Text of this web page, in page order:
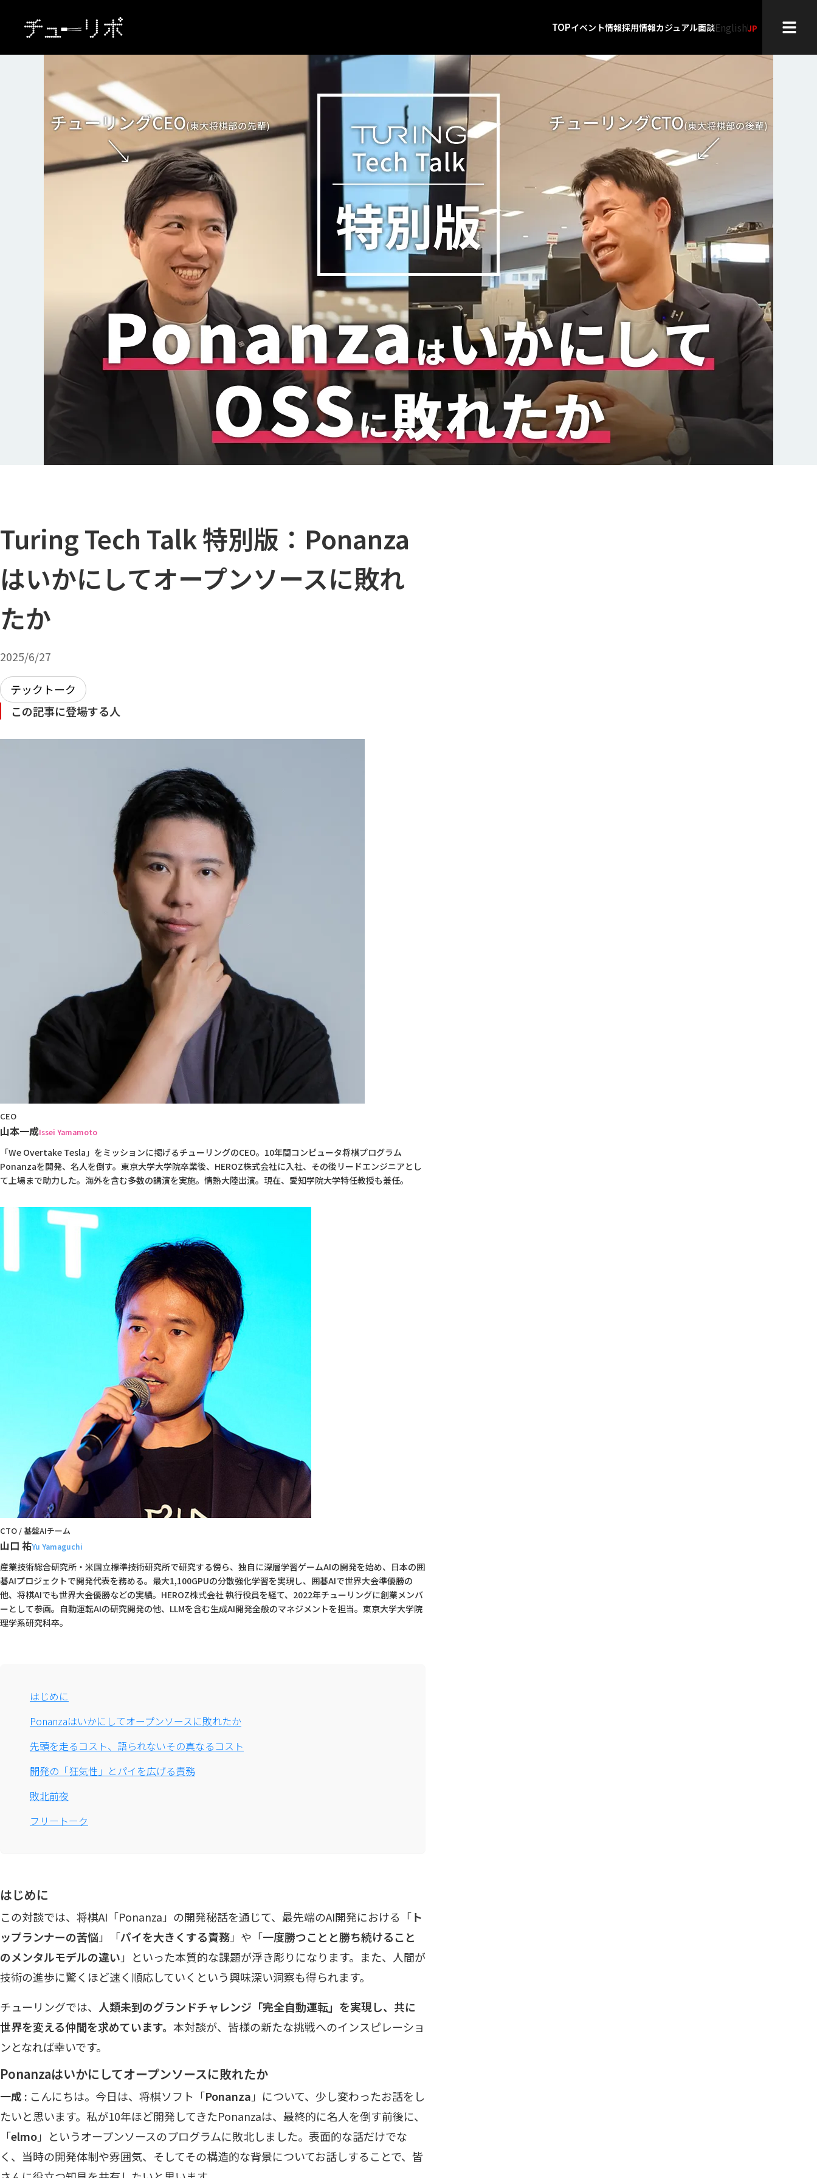
TOPイベント情報採用情報カジュアル面談English
Turing Tech Talk 特別版：Ponanza
はいかにしてオープンソースに敗れ
たか
2025/6/27
テックトーク
この記事に登場する人
CEO
山本一成Issei Yamamoto
「We Overtake Tesla」をミッションに掲げるチューリングのCEO。10年間コンピュータ将棋プログラム
Ponanzaを開発、名人を倒す。東京大学大学院卒業後、HEROZ株式会社に入社、その後リードエンジニアとし
て上場まで助力した。海外を含む多数の講演を実施。情熱大陸出演。現在、愛知学院大学特任教授も兼任。
CTO / 基盤AIチーム
山口 祐Yu Yamaguchi
産業技術総合研究所・米国立標準技術研究所で研究する傍ら、独自に深層学習ゲームAIの開発を始め、日本の囲
碁AIプロジェクトで開発代表を務める。最大1,100GPUの分散強化学習を実現し、囲碁AIで世界大会準優勝の
他、将棋AIでも世界大会優勝などの実績。HEROZ株式会社 執行役員を経て、2022年チューリングに創業メンバ
ーとして参画。自動運転AIの研究開発の他、LLMを含む生成AI開発全般のマネジメントを担当。東京大学大学院
理学系研究科卒。
はじめに
Ponanzaはいかにしてオープンソースに敗れたか
先頭を走るコスト、語られないその真なるコスト
開発の「狂気性」とパイを広げる責務
敗北前夜
フリートーク
はじめに
この対談では、将棋AI「Ponanza」の開発秘話を通じて、最先端のAI開発における「ト
ップランナーの苦悩 」「パイを大きくする責務」や「一度勝つことと勝ち続けること
のメンタルモデルの違い 」といった本質的な課題が浮き彫りになります。また、人間が
技術の進歩に驚くほど速く順応していくという興味深い洞察も得られます。
チューリングでは、 人類未到のグランドチャレンジ「完全自動運転」を実現し、共に
世界を変える仲間を求めています。 本対談が、皆様の新たな挑戦へのインスピレーショ
ンとなれば幸いです。
Ponanzaはいかにしてオープンソースに敗れたか
一成 : こんにちは。今日は、将棋ソフト「Ponanza 」について、少し変わったお話をし
たいと思います。私が10年ほど開発してきたPonanzaは、最終的に名人を倒す前後に、
「elmo」というオープンソースのプログラムに敗北しました。表面的な話だけでな
く、当時の開発体制や雰囲気、そしてその構造的な背景についてお話しすることで、皆